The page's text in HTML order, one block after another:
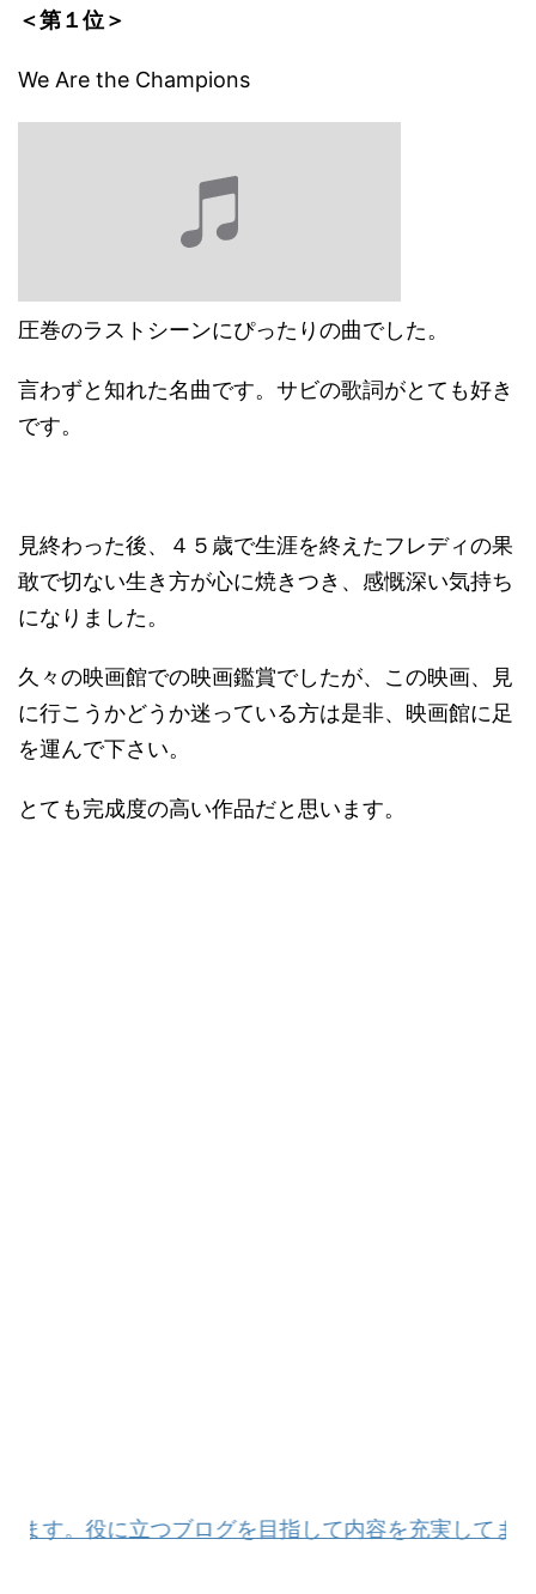
＜第１位＞
We Are the Champions
圧巻のラストシーンにぴったりの曲でした。
言わずと知れた名曲です。サビの歌詞がとても好き
です。
見終わった後、４５歳で生涯を終えたフレディの果
敢で切ない生き方が心に焼きつき、感慨深い気持ち
になりました。
久々の映画館での映画鑑賞でしたが、この映画、見
に行こうかどうか迷っている方は是非、映画館に足
を運んで下さい。
とても完成度の高い作品だと思います。
。役に立つブログを目指して内容を充実してまい